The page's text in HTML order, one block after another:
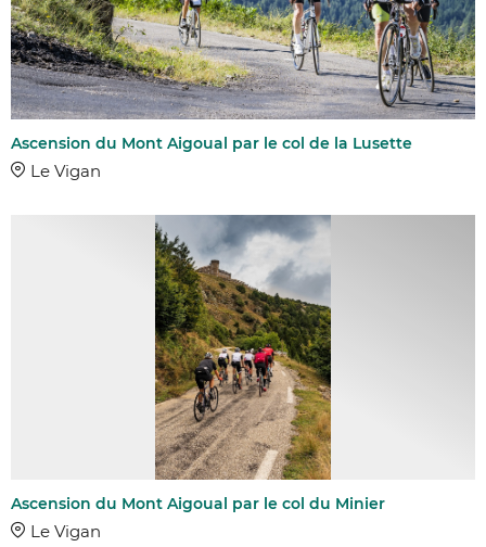
Ascension du Mont Aigoual par le col de la Lusette
Le Vigan
Ascension du Mont Aigoual par le col du Minier
Le Vigan